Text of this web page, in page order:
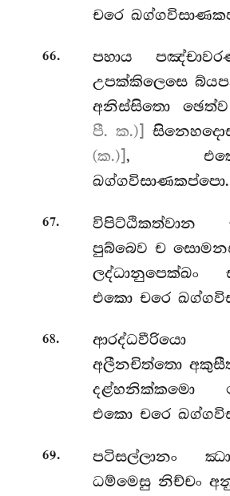
චරෙ
66. පහාය
උපක්කිලෙසෙ
අනිස්සිතො
පී. ක.)]
(ක.)] ,
ඛග්ගවිසාණකප්පො.
67.
විපිට්ඨිකත්වාන
පුබ්බෙව ච
ලද්ධානුපෙක්ඛං
එකො චරෙ
68.
ආරද්ධවීරියො
අලීනචිත්තො
දළ්හනික්කමො
එකො චරෙ
69.
පටිසල්ලානං
ධම්මෙසු නිච්චං